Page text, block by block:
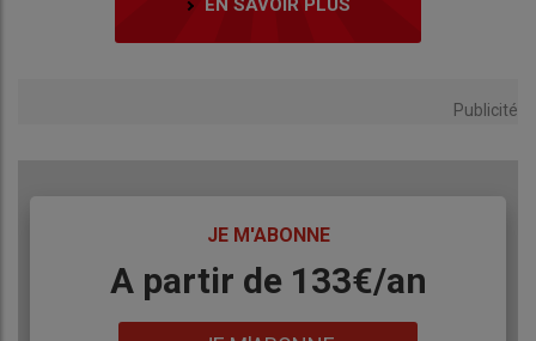
EN SAVOIR PLUS
Publicité
JE M'ABONNE
BodyA partir de 133€/an